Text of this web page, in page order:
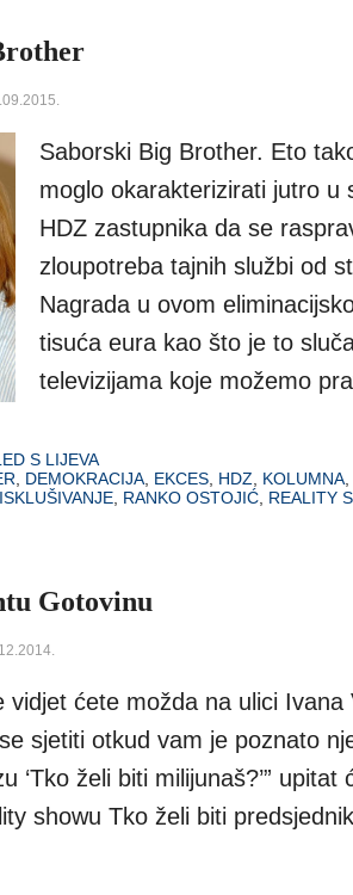
Saborski Big Brother. Eto
moglo okarakterizirati jutro u
HDZ zastupnika da se
zloupotreba tajnih službi od
Nagrada u ovom
tisuća eura kao što je to
televizijama koje možemo
S LIJEVA
DEMOKRACIJA EKCES HDZ KOLUMNA
RANKO OSTOJIĆ REALITY
Gotovinu
vidjet ćete možda na ulici
sjetiti otkud vam je poznato
‘Tko želi biti milijunaš?’”
showu Tko želi biti